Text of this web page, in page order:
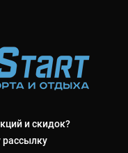
и скидок?